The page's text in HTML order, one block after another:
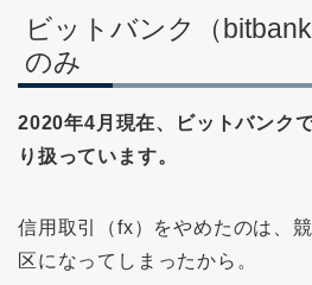
ビットバンク（
のみ
2020年4月現在、ビットバンク
り扱っています。
信用取引（fx）をやめたのは、
区になってしまったから。